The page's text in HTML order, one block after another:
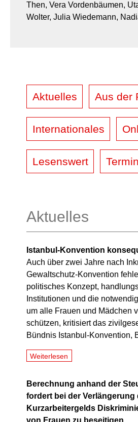
Then, Vera Vordenbäumen,
Wolter, Julia Wiedemann,
Aktuelles Aus der
Internationales
Lesenswert
Aktuelles
Istanbul-Konvention
Auch über zwei Jahre nach
Gewaltschutz-Konvention
politisches Konzept,
Institutionen und die
um alle Frauen und Mädchen
schützen, kritisiert das
Bündnis Istanbul-Konvention,
Weiterlesen
Berechnung anhand der
fordert bei der Verlängerung
Kurzarbeitergelds